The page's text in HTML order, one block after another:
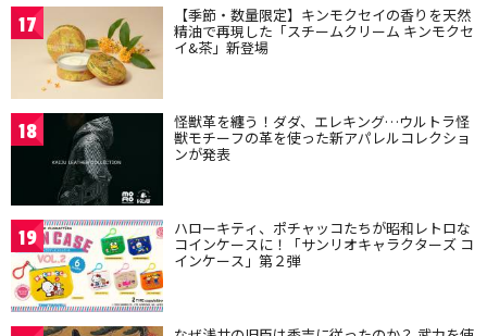
17 【季節・数量限定】キンモクセイの香りを天然
精油で再現した「スチームクリーム キンモクセ
イ&茶」新登場
18 怪獣革を纏う！ダダ、エレキング…ウルトラ怪
獣モチーフの革を使った新アパレルコレクショ
ンが発表
19 ハローキティ、ポチャッコたちが昭和レトロな
コインケースに！「サンリオキャラクターズ コ
インケース」第２弾